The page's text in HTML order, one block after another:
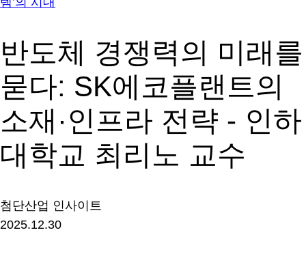
반도체 경쟁력의 미래를
묻다: SK에코플랜트의
소재·인프라 전략 - 인하
대학교 최리노 교수
첨단산업 인사이트
2025.12.30